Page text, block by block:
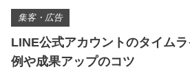
集客・広告
LINE公式アカウントのタイム
例や成果アップのコツ